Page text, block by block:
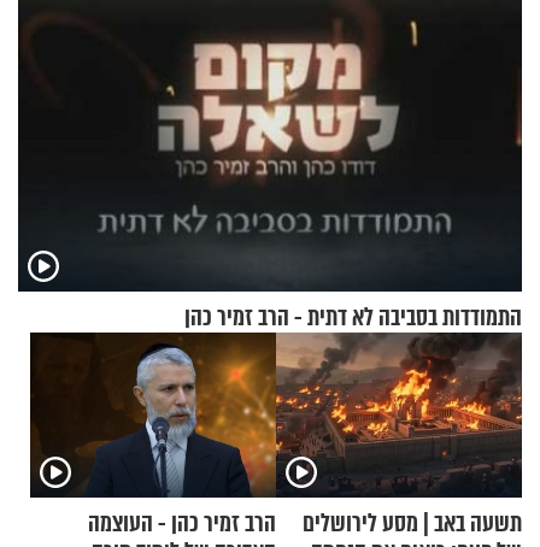
התמודדות בסביבה לא דתית - הרב זמיר כהן
תשעה באב | מסע לירושלים
הרב זמיר כהן - העוצמה